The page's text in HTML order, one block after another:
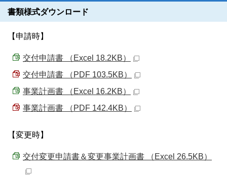
書類様式ダウンロード
【申請時】
交付申請書 （Excel 18.2KB）
交付申請書 （PDF 103.5KB）
事業計画書 （Excel 16.2KB）
事業計画書 （PDF 142.4KB）
【変更時】
交付変更申請書＆変更事業計画書 （Excel 26.5KB）